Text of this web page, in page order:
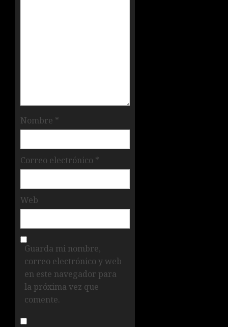
Nombre *
Correo electrónico *
Web
Guarda mi nombre,
correo electrónico y web
en este navegador para
la próxima vez que
comente.